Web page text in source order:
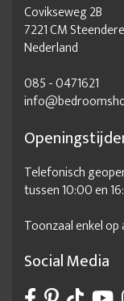
Covikseweg 2B
7221 CM
Nederland
085 - 0471621
Telefonisch
tussen 10:00 en
Toonzaal enkel
Social Media